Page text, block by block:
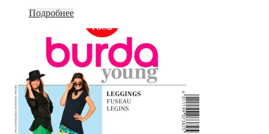
Подробнее